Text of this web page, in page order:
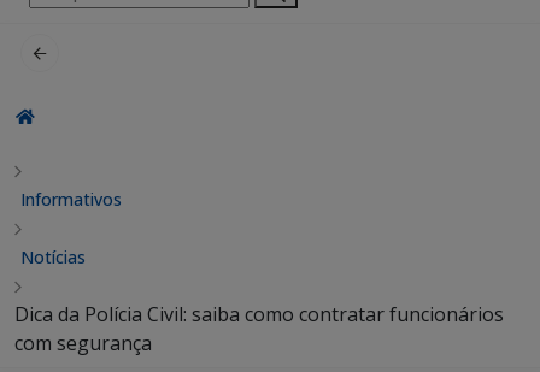
por:
Informativos
Notícias
Dica da Polícia Civil: saiba como contratar funcionários
com segurança